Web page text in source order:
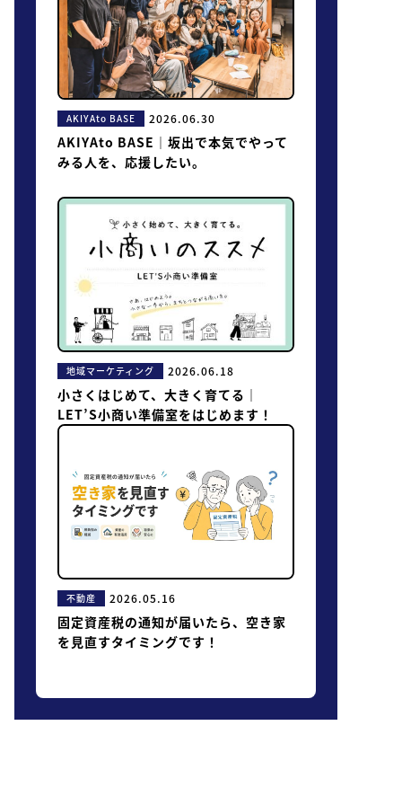
AKIYAto BASE 2026.06.30
AKIYAto BASE｜坂出で本気でやって
みる人を、応援したい。
地域マーケティング 2026.06.18
小さくはじめて、大きく育てる｜
LET’S小商い準備室をはじめます！
不動産 2026.05.16
固定資産税の通知が届いたら、空き家
を見直すタイミングです！